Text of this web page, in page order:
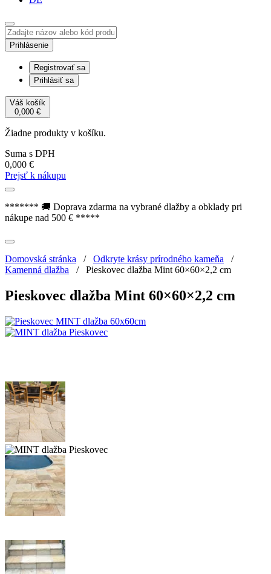
Prihlásenie
Registrovať sa
Prihlásiť sa
Váš košík
0,000 €
Žiadne produkty v košíku.
Suma s DPH
0,000 €
Prejsť k nákupu
******* 🚚 Doprava zdarma na vybrané dlažby a obklady pri
nákupe nad 500 € *****
Domovská stránka / Odkryte krásy prírodného kameňa /
Kamenná dlažba / Pieskovec dlažba Mint 60×60×2,2 cm
Pieskovec dlažba Mint 60×60×2,2 cm